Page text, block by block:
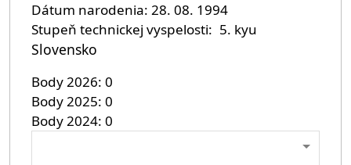
Dátum narodenia 28. 08. 1994
Stupeň technickej vyspelosti
5. kyu
Slovensko
Body 2026 0
Body 2025 0
Body 2024 0